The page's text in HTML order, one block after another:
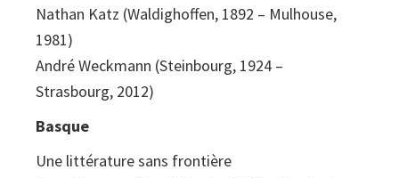
Nathan Katz (Waldighoffen, 1892 – Mulhouse,
1981)
André Weckmann (Steinbourg, 1924 –
Strasbourg, 2012)
Basque
Une littérature sans frontière